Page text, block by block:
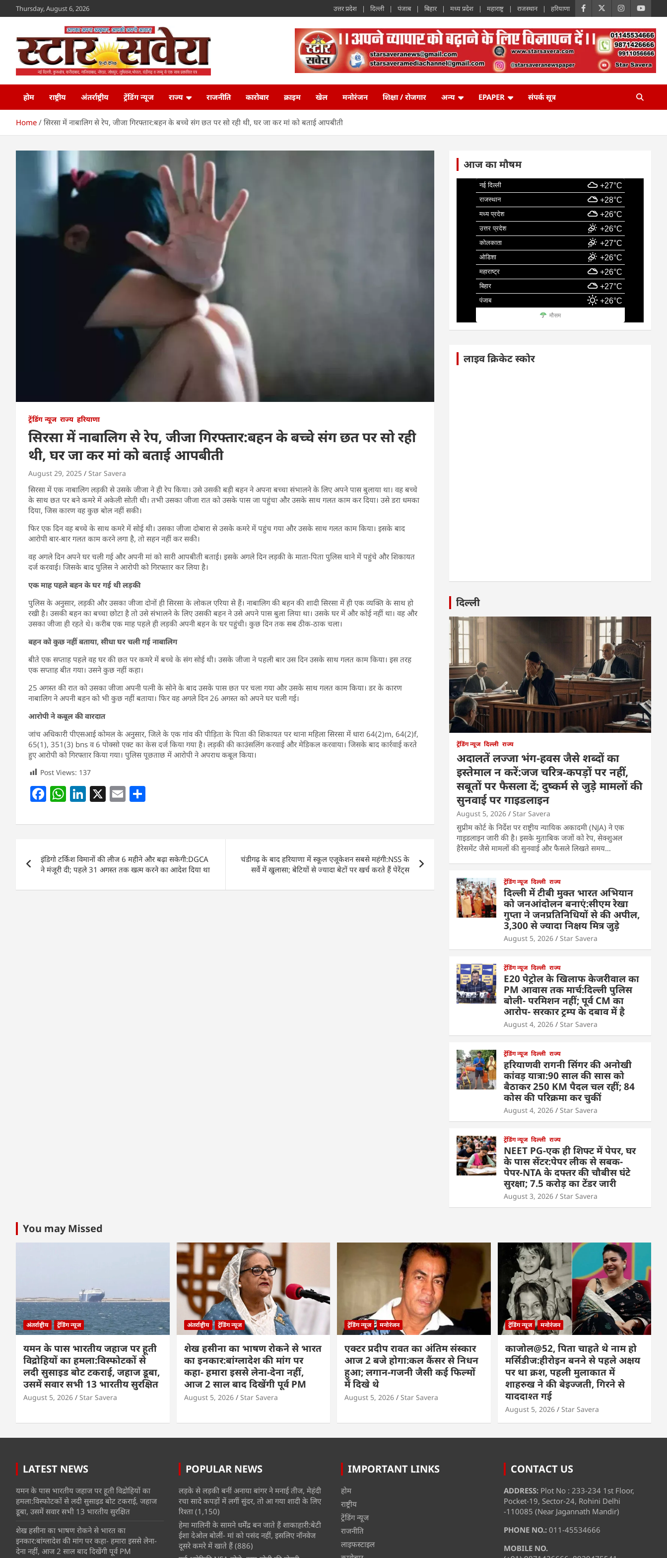
to
Thursday, August 6, 2026 उत्तर प्रदेश दिल्ली पंजाब बिहार मध्य प्रदेश महाराष्ट्र राजस्थान हरियाणा
Star Savera
होम
राष्ट्रीय अंतर्राष्ट्रीय ट्रेंडिंग न्यूज राज्य राजनीति कारोबार क्राइम खेल मनोरंजन शिक्षा / रोजगार अन्य EPAPER संपर्क सूत्र
Home सिरसा में नाबालिग से रेप, जीजा गिरफ्तार:बहन के बच्चे संग छत पर सो रही थी, घर जा कर मां को बताई आपबीती
ट्रेंडिंग न्यूज राज्य हरियाणा
सिरसा में नाबालिग से रेप, जीजा गिरफ्तार:बहन के बच्चे संग छत पर सो रही
थी, घर जा कर मां को बताई आपबीती
August 29, 2025 Star Savera
सिरसा में एक नाबालिग लड़की से उसके जीजा ने ही रेप किया। उसे उसकी बड़ी बहन ने अपना बच्चा संभालने के लिए अपने पास बुलाया था। वह बच्चे
के साथ छत पर बने कमरे में अकेली सोती थी। तभी उसका जीजा रात को उसके पास जा पहुंचा और उसके साथ गलत काम कर दिया। उसे डरा धमका
दिया, जिस कारण वह कुछ बोल नहीं सकी।
फिर एक दिन वह बच्चे के साथ कमरे में सोई थी। उसका जीजा दोबारा से उसके कमरे में पहुंच गया और उसके साथ गलत काम किया। इसके बाद
आरोपी बार-बार गलत काम करने लगा है, तो सहन नहीं कर सकी।
वह अगले दिन अपने घर चली गई और अपनी मां को सारी आपबीती बताई। इसके अगले दिन लड़की के माता-पिता पुलिस थाने में पहुंचे और शिकायत
दर्ज करवाई। जिसके बाद पुलिस ने आरोपी को गिरफ्तार कर लिया है।
एक माह पहले बहन के घर गई थी लड़की
पुलिस के अनुसार, लड़की और उसका जीजा दोनों ही सिरसा के लोकल एरिया से हैं। नाबालिग की बहन की शादी सिरसा में ही एक व्यक्ति के साथ हो
रखी है। उसकी बहन का बच्चा छोटा है तो उसे संभालने के लिए उसकी बहन ने उसे अपने पास बुला लिया था। उसके घर में और कोई नहीं था। वह और
उसका जीजा ही रहते थे। करीब एक माह पहले ही लड़की अपनी बहन के घर पहुंची। कुछ दिन तक सब ठीक-ठाक चला।
बहन को कुछ नहीं बताया, सीधा घर चली गई नाबालिग
बीते एक सप्ताह पहले वह घर की छत पर कमरे में बच्चे के संग सोई थी। उसके जीजा ने पहली बार उस दिन उसके साथ गलत काम किया। इस तरह
एक सप्ताह बीत गया। उसने कुछ नहीं कहा।
25 अगस्त की रात को उसका जीजा अपनी पत्नी के सोने के बाद उसके पास छत पर चला गया और उसके साथ गलत काम किया। डर के कारण
नाबालिग ने अपनी बहन को भी कुछ नहीं बताया। फिर वह अगले दिन 26 अगस्त को अपने घर चली गई।
आरोपी ने कबूल की वारदात
जांच अधिकारी पीएसआई कोमल के अनुसार, जिले के एक गांव की पीड़िता के पिता की शिकायत पर थाना महिला सिरसा में धारा 64(2)m, 64(2)f,
65(1), 351(3) bns व 6 पोक्सो एक्ट का केस दर्ज किया गया है। लड़की की काउंसलिंग करवाई और मेडिकल करवाया। जिसके बाद कार्रवाई करते
हुए आरोपी को गिरफ्तार किया गया। पुलिस पूछताछ में आरोपी ने अपराध कबूल किया।
Post Views: 137
F
c
b
o
o
W
at
A
p
p
Li
k
dI
n
X E
ai ar
navigation
इंडिगो टर्किश विमानों की लीज 6 महीने और बढ़ा सकेगी:DGCA
ने मंजूरी दी; पहले 31 अगस्त तक खत्म करने का आदेश दिया था
चंडीगढ़ के बाद हरियाणा में स्कूल एजूकेशन सबसे महंगी:NSS के
सर्वे में खुलासा; बेटियों से ज्यादा बेटों पर खर्च करते हैं पेरेंट्स
आज का मौषम
नई दिल्ली +27°C
राजस्थान +28°C
मध्य प्रदेश +26°C
उत्तर प्रदेश +26°C
कोलकाता +27°C
ओडिशा +26°C
महाराष्ट्र +26°C
बिहार +27°C
पंजाब +26°C
मौसम
लाइव क्रिकेट स्कोर
दिल्ली
ट्रेंडिंग न्यूज दिल्ली राज्य
अदालतें लज्जा भंग-हवस जैसे शब्दों का
इस्तेमाल न करें:जज चरित्र-कपड़ों पर नहीं,
सबूतों पर फैसला दें; दुष्कर्म से जुड़े मामलों की
सुनवाई पर गाइडलाइन
August 5, 2026 Star Savera
सुप्रीम कोर्ट के निर्देश पर राष्ट्रीय न्यायिक अकादमी (NJA) ने एक
गाइडलाइन जारी की है। इसके मुताबिक जजों को रेप, सेक्शुअल
हैरेसमेंट जैसे मामलों की सुनवाई और फैसले लिखते समय…
ट्रेंडिंग न्यूज दिल्ली राज्य
दिल्ली में टीबी मुक्त भारत अभियान
को जनआंदोलन बनाएं:सीएम रेखा
गुप्ता ने जनप्रतिनिधियों से की अपील,
3,300 से ज्यादा निक्षय मित्र जुड़े
August 5, 2026 Star Savera
ट्रेंडिंग न्यूज दिल्ली राज्य
E20 पेट्रोल के खिलाफ केजरीवाल का
PM आवास तक मार्च:दिल्ली पुलिस
बोली- परमिशन नहीं; पूर्व CM का
आरोप- सरकार ट्रम्प के दबाव में है
August 4, 2026 Star Savera
ट्रेंडिंग न्यूज दिल्ली राज्य
हरियाणवी रागनी सिंगर की अनोखी
कांवड़ यात्रा:90 साल की सास को
बैठाकर 250 KM पैदल चल रहीं; 84
कोस की परिक्रमा कर चुकीं
August 4, 2026 Star Savera
ट्रेंडिंग न्यूज दिल्ली राज्य
NEET PG-एक ही शिफ्ट में पेपर, घर
के पास सेंटर:पेपर लीक से सबक-
पेपर-NTA के दफ्तर की चौबीस घंटे
सुरक्षा; 7.5 करोड़ का टेंडर जारी
August 3, 2026 Star Savera
You may Missed
अंतर्राष्ट्रीय ट्रेंडिंग न्यूज
यमन के पास भारतीय जहाज पर हूती
विद्रोहियों का हमला:विस्फोटकों से
लदी सुसाइड बोट टकराई, जहाज डूबा,
उसमें सवार सभी 13 भारतीय सुरक्षित
August 5, 2026 Star Savera
अंतर्राष्ट्रीय ट्रेंडिंग न्यूज
शेख हसीना का भाषण रोकने से भारत
का इनकार:बांग्लादेश की मांग पर
कहा- हमारा इससे लेना-देना नहीं,
आज 2 साल बाद दिखेंगी पूर्व PM
August 5, 2026 Star Savera
ट्रेंडिंग न्यूज मनोरंजन
एक्टर प्रदीप रावत का अंतिम संस्कार
आज 2 बजे होगा:कल कैंसर से निधन
हुआ; लगान-गजनी जैसी कई फिल्मों
में दिखे थे
August 5, 2026 Star Savera
ट्रेंडिंग न्यूज मनोरंजन
काजोल@52, पिता चाहते थे नाम हो
मर्सिडीज:हीरोइन बनने से पहले अक्षय
पर था क्रश, पहली मुलाकात में
शाहरुख ने की बेइज्जती, गिरने से
याददाश्त गई
August 5, 2026 Star Savera
LATEST NEWS
यमन के पास भारतीय जहाज पर हूती विद्रोहियों का
हमला:विस्फोटकों से लदी सुसाइड बोट टकराई, जहाज
डूबा, उसमें सवार सभी 13 भारतीय सुरक्षित
शेख हसीना का भाषण रोकने से भारत का
इनकार:बांग्लादेश की मांग पर कहा- हमारा इससे लेना-
देना नहीं, आज 2 साल बाद दिखेंगी पूर्व PM
POPULAR NEWS
लड़के से लड़की बनीं अनाया बांगर ने मनाई तीज, मेहंदी
रचा सादे कपड़ों में लगीं सुंदर, तो आ गया शादी के लिए
रिश्ता (1,150)
हेमा मालिनी के सामने धर्मेंद्र बन जाते हैं शाकाहारी:बेटी
ईशा देओल बोलीं- मां को पसंद नहीं, इसलिए नॉनवेज
दूसरे कमरे में खाते हैं (886)
IMPORTANT LINKS
होम
राष्ट्रीय
ट्रेंडिंग न्यूज
राजनीति
लाइफस्टाइल
CONTACT US
ADDRESS: Plot No : 233-234 1st Floor,
Pocket-19, Sector-24, Rohini Delhi
-110085 (Near Jagannath Mandir)
PHONE NO.: 011-45534666
MOBILE NO.